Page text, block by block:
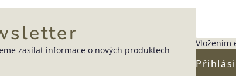
zasílat informace o nových produktech
Vložením